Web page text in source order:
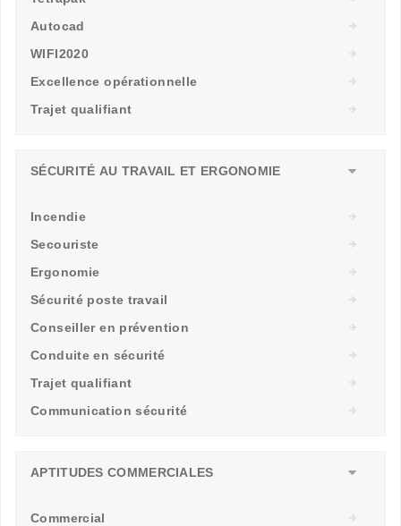
Autocad
WIFI2020
Excellence opérationnelle
Trajet qualifiant
SÉCURITÉ AU TRAVAIL ET ERGONOMIE
Incendie
Secouriste
Ergonomie
Sécurité poste travail
Conseiller en prévention
Conduite en sécurité
Trajet qualifiant
Communication sécurité
APTITUDES COMMERCIALES
Commercial